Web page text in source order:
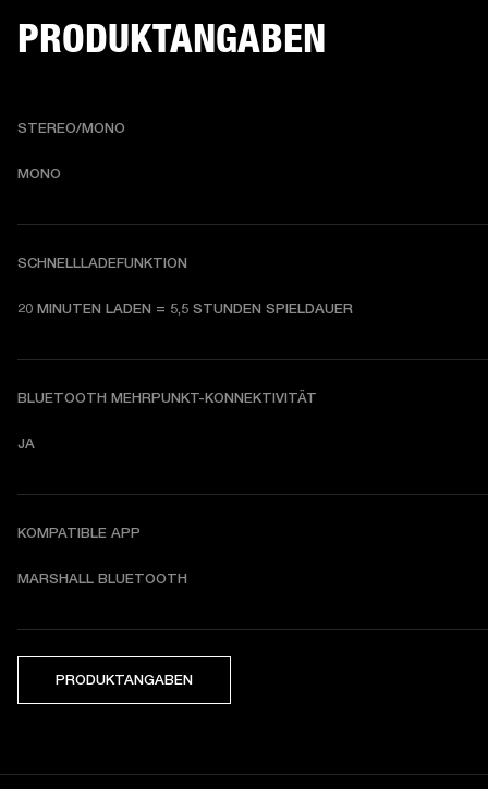
PRODUKTANGABEN
STEREO/MONO
MONO
SCHNELLLADEFUNKTION
20 MINUTEN LADEN = 5,5 STUNDEN SPIELDAUER
BLUETOOTH MEHRPUNKT-KONNEKTIVITÄT
JA
KOMPATIBLE APP
MARSHALL BLUETOOTH
PRODUKTANGABEN